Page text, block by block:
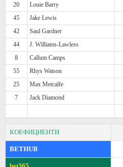
20 Louie Barry
45
Jake Lewis
42
Saul Gardner
44
J. Williams-Lawless
8
Callum Camps
55
Rhys Watson
25
Max Metcalfe
7
Jack Diamond
КОЕФИЦИЕНТИ
BETHUB